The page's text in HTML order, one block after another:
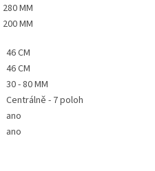
280 MM
200 MM
46 CM
46 CM
30 - 80 MM
Centrálně - 7 poloh
ano
ano